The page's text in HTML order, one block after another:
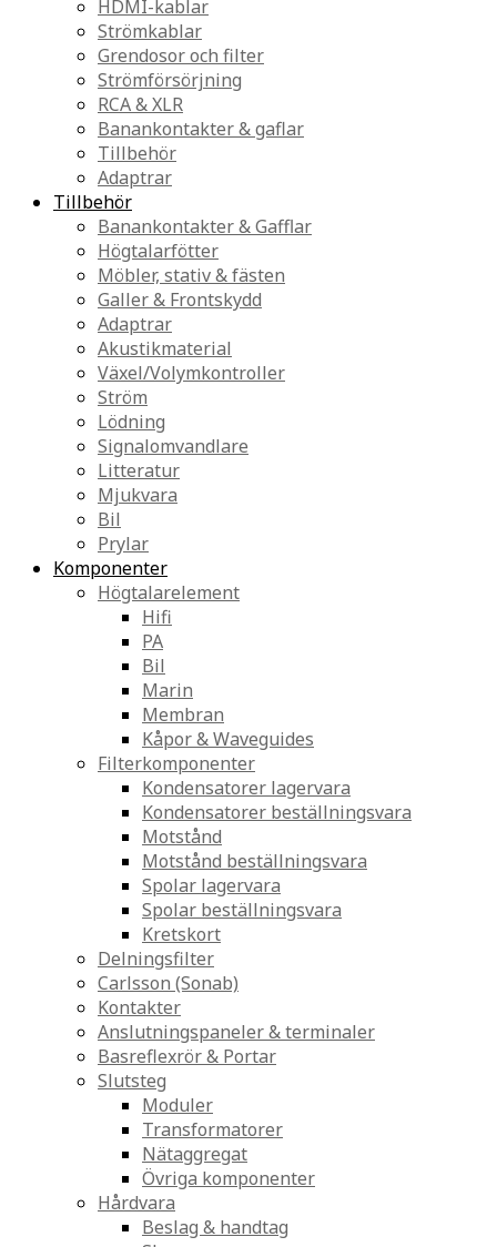
HDMI-kablar
Strömkablar
Grendosor och filter
Strömförsörjning
RCA & XLR
Banankontakter & gaflar
Tillbehör
Adaptrar
Tillbehör
Banankontakter & Gafflar
Högtalarfötter
Möbler, stativ & fästen
Galler & Frontskydd
Adaptrar
Akustikmaterial
Växel/Volymkontroller
Ström
Lödning
Signalomvandlare
Litteratur
Mjukvara
Bil
Prylar
Komponenter
Högtalarelement
Hifi
PA
Bil
Marin
Membran
Kåpor & Waveguides
Filterkomponenter
Kondensatorer lagervara
Kondensatorer beställningsvara
Motstånd
Motstånd beställningsvara
Spolar lagervara
Spolar beställningsvara
Kretskort
Delningsfilter
Carlsson (Sonab)
Kontakter
Anslutningspaneler & terminaler
Basreflexrör & Portar
Slutsteg
Moduler
Transformatorer
Nätaggregat
Övriga komponenter
Hårdvara
Beslag & handtag